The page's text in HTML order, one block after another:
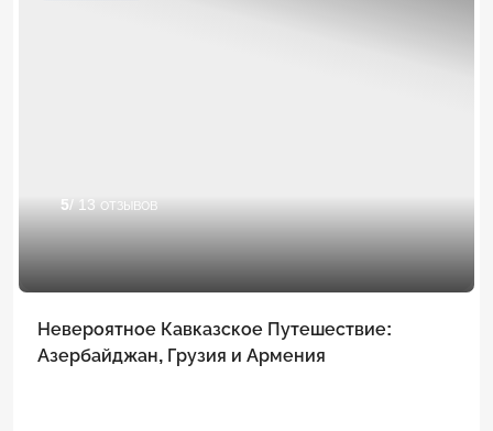
5/ 13 отзывов
Невероятное Кавказское Путешествие:
Азербайджан, Грузия и Армения